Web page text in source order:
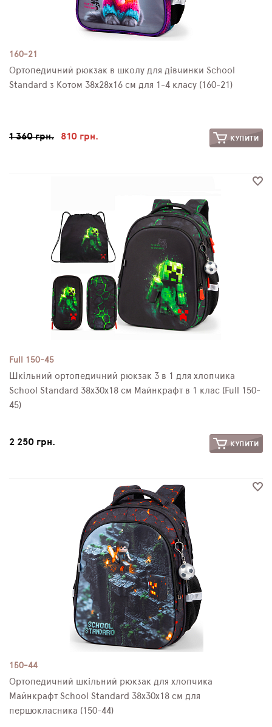
160-21
Ортопедичний рюкзак в школу для дівчинки School
Standard з Котом 38х28х16 см для 1-4 класу (160-21)
1 360 грн. 810 грн. КУПИТИ
Full 150-45
Шкільний ортопедичний рюкзак 3 в 1 для хлопчика
School Standard 38х30х18 см Майнкрафт в 1 клас (Full 150-
45)
2 250 грн. КУПИТИ
150-44
Ортопедичний шкільний рюкзак для хлопчика
Майнкрафт School Standard 38х30х18 см для
першокласника (150-44)